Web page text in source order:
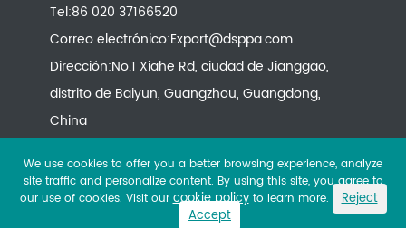
Tel:86 020 37166520
Correo electrónico:Export@dsppa.com
Dirección:No.1 Xiahe Rd, ciudad de Jianggao,
distrito de Baiyun, Guangzhou, Guangdong,
China
We use cookies to offer you a better browsing experience, analyze
site traffic and personalize content. By using this site, you agree to
our use of cookies. Visit ourcookie policyto learn more.
Reject
Accept